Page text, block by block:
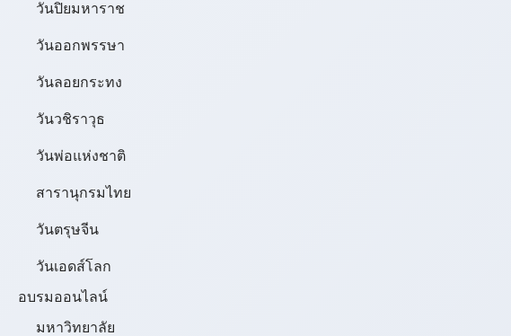
วันปิยมหาราช
วันออกพรรษา
วันลอยกระทง
วันวชิราวุธ
วันพ่อแห่งชาติ
สารานุกรมไทย
วันตรุษจีน
วันเอดส์โลก
อบรมออนไลน์
มหาวิทยาลัย